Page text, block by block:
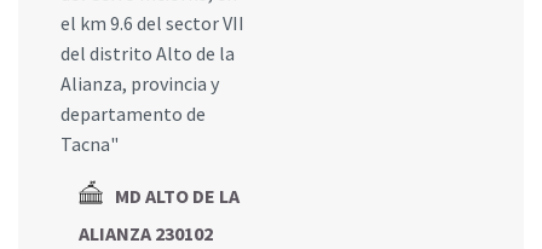
el km 9.6 del sector VII
del distrito Alto de la
Alianza, provincia y
departamento de
Tacna"
MD ALTO DE LA
ALIANZA 230102